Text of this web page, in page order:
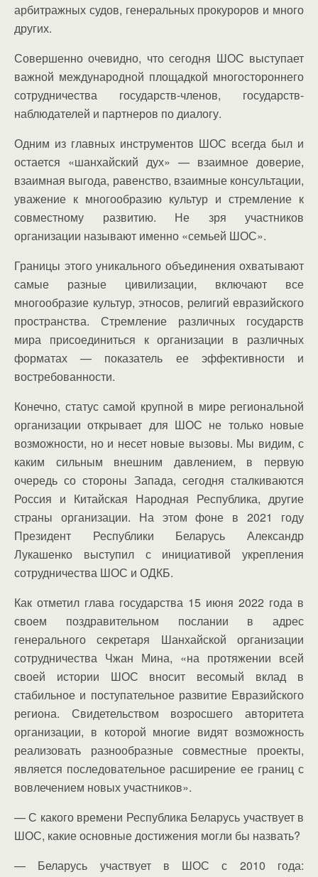
арбитражных судов, генеральных прокуроров и много
других.
Совершенно очевидно, что сегодня ШОС выступает
важной международной площадкой многостороннего
сотрудничества государств-членов, государств-
наблюдателей и партнеров по диалогу.
Одним из главных инструментов ШОС всегда был и
остается «шанхайский дух» — взаимное доверие,
взаимная выгода, равенство, взаимные консультации,
уважение к многообразию культур и стремление к
совместному развитию. Не зря участников
организации называют именно «семьей ШОС».
Границы этого уникального объединения охватывают
самые разные цивилизации, включают все
многообразие культур, этносов, религий евразийского
пространства. Стремление различных государств
мира присоединиться к организации в различных
форматах — показатель ее эффективности и
востребованности.
Конечно, статус самой крупной в мире региональной
организации открывает для ШОС не только новые
возможности, но и несет новые вызовы. Мы видим, с
каким сильным внешним давлением, в первую
очередь со стороны Запада, сегодня сталкиваются
Россия и Китайская Народная Республика, другие
страны организации. На этом фоне в 2021 году
Президент Республики Беларусь Александр
Лукашенко выступил с инициативой укрепления
сотрудничества ШОС и ОДКБ.
Как отметил глава государства 15 июня 2022 года в
своем поздравительном послании в адрес
генерального секретаря Шанхайской организации
сотрудничества Чжан Мина, «на протяжении всей
своей истории ШОС вносит весомый вклад в
стабильное и поступательное развитие Евразийского
региона. Свидетельством возросшего авторитета
организации, в которой многие видят возможность
реализовать разнообразные совместные проекты,
является последовательное расширение ее границ с
вовлечением новых участников».
— С какого времени Республика Беларусь участвует в
ШОС, какие основные достижения могли бы назвать?
— Беларусь участвует в ШОС с 2010 года: